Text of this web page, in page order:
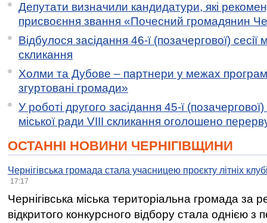
Депутати визначили кандидатури, які
присвоєння звання «Почесний громадянин
Відбулося засідання 46-ї (позачергової) сесії
скликання
Холми та Дубове – партнери у межах
згуртовані громади»
У роботі другого засідання 45-ї (позачергової)
міської ради VIII скликання оголошено
ОСТАННІ НОВИНИ ЧЕРНІГІВЩИНИ
Чернігівська громада стала учасницею проєкту літніх
17:17
Чернігівська міська територіальна громада за
відкритого конкурсного відбору стала однією